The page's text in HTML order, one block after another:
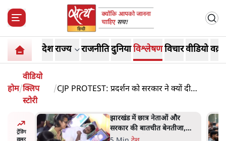
देशराज्य राजनीतिदुनियाविश्लेषणविचारवीडियो
होम/
वीडियो
क्लिप
स्टोरी
/CJP PROTEST: प्रदर्शन को सरकार ने क्यों दी
ट्रेंडिंग
राहुल गांधी के जेन ज़ी इवेंट 'छात्रों
की गूंज' को शर्तों के साथ मंज़ूरी
देना पड़ा